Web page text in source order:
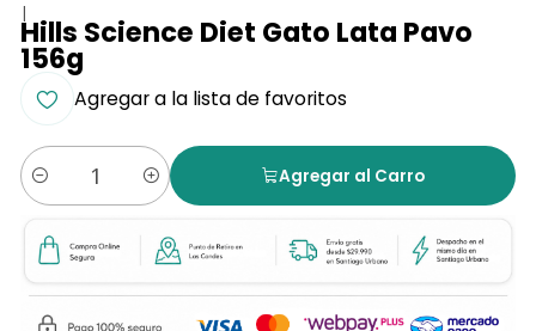
|
Hills Science Diet Gato Lata Pavo
156g
Agregar a la lista de favoritos
Cantidad
Agregar al Carro